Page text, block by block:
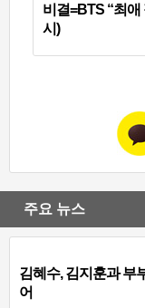
비결=BTS “최애
시)
주요 뉴스
김혜수, 김지훈과 부
어